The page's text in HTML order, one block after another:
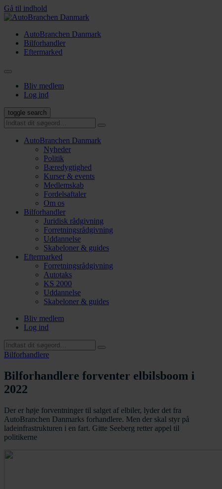
Gå til indhold
AutoBranchen Danmark
Bilforhandler
Eftermarked
Bliv medlem
Log ind
toggle search
AutoBranchen Danmark
Nyheder
Politik
Bæredygtighed
Kurser & events
Medlemskab
Fordelsaftaler
Om os
Bilforhandler
Juridisk rådgivning
Forretningsrådgivning
Uddannelse
Skabeloner & guides
Eftermarked
Forretningsrådgivning
Autotaks
KS 2000
Uddannelse
Skabeloner & guides
Bliv medlem
Log ind
Bilforhandlere
Bilforhandlere forventer elbilsboom i
2022
Der er høje forventninger til salget af elbiler, lyder det fra
AutoBranchen Danmarks forhandlere. Men der skal styr på
ladeinfrastrukturen i en fart. Gitte Seeberg retter appel til
politikerne